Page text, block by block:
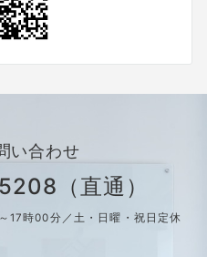
い合わせ
（直通）
17時00分／土・日曜・祝日定休